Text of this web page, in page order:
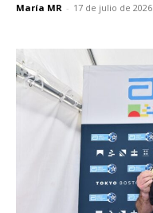
María MR - 17 de julio de 2026